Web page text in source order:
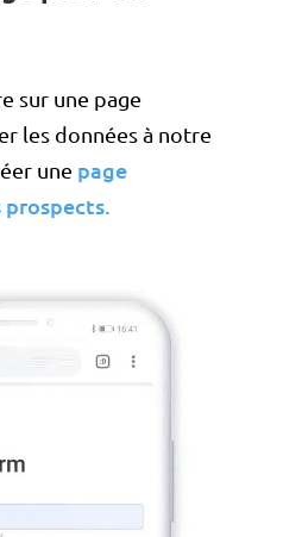
sur une page
les données à notre
une page
.